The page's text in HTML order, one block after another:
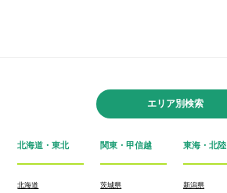
エリア別検索
北海道・東北
北海道
関東・甲信越
茨城県
東海・北陸
新潟県